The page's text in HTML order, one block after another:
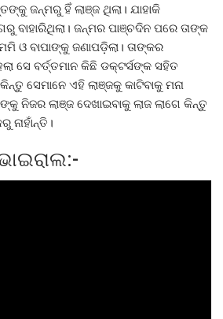
ଜନ୍ମରୁ ହିଁ ଲାଞ୍ଜ ଥିଲା। ଯାହାକି
ବାହାରିଥିଲା। ଜନ୍ମର ପାଞ୍ଚଦିନ ପରେ ତାଙ୍କ
ଓ ବାପାଙ୍କୁ ଜଣାପଡ଼ିଲା। ତାଙ୍କର
ସେ ବର୍ତ୍ତମାନ କିଛି ଡକ୍ଟର୍ସଙ୍କ ସହିତ
ସେମାନେ ଏହି ଲାଞ୍ଜକୁ କାଟିବାକୁ ମନା
ନିଜର ଲାଞ୍ଜ ଦେଖାଇବାକୁ ଲାଜ ଲାଗେ କିନ୍ତୁ
ନାହାଁନ୍ତି।